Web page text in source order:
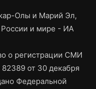
Олы и Марий Эл,
России и мире - ИА
о регистрации СМИ
от 30 декабря
Федеральной